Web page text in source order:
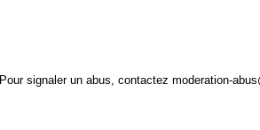
Pour signaler un abus, contactez moderation-